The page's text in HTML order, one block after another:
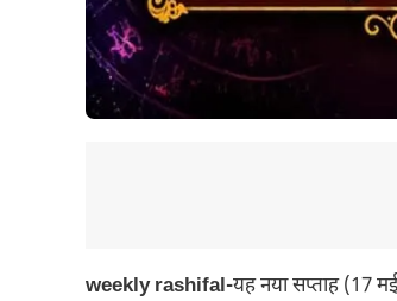
weekly rashifal-यह नया सप्ताह (17